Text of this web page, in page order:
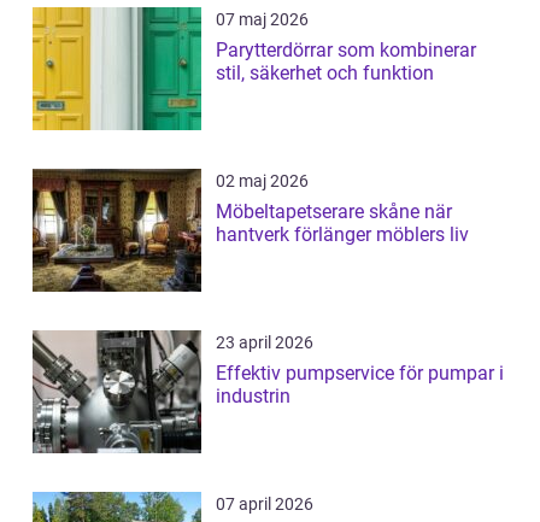
07 maj 2026
Parytterdörrar som kombinerar
stil, säkerhet och funktion
02 maj 2026
Möbeltapetserare skåne när
hantverk förlänger möblers liv
23 april 2026
Effektiv pumpservice för pumpar i
industrin
07 april 2026